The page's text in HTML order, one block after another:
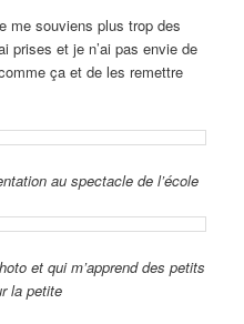
me souviens plus trop des
prises et je n’ai pas envie de
ça et de les remettre
au spectacle de l’école
et qui m’apprend des petits
la petite